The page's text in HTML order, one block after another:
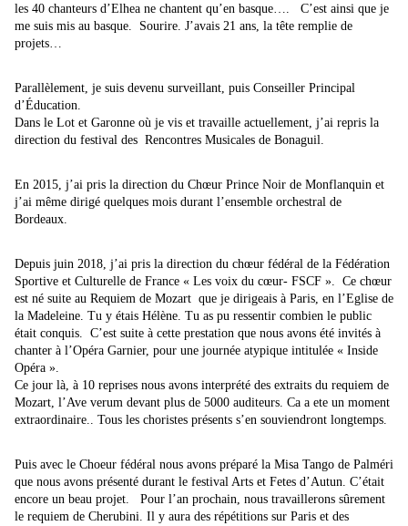
les 40 chanteurs d’Elhea ne chantent qu’en basque…. C’est ainsi que je
me suis mis au basque. Sourire. J’avais 21 ans, la tête remplie de
projets…
Parallèlement, je suis devenu surveillant, puis Conseiller Principal
d’Éducation.
Dans le Lot et Garonne où je vis et travaille actuellement, j’ai repris la
direction du festival des Rencontres Musicales de Bonaguil.
En 2015, j’ai pris la direction du Chœur Prince Noir de Monflanquin et
j’ai même dirigé quelques mois durant l’ensemble orchestral de
Bordeaux.
Depuis juin 2018, j’ai pris la direction du chœur fédéral de la Fédération
Sportive et Culturelle de France « Les voix du cœur- FSCF ». Ce chœur
est né suite au Requiem de Mozart que je dirigeais à Paris, en l’Eglise de
la Madeleine. Tu y étais Hélène. Tu as pu ressentir combien le public
était conquis. C’est suite à cette prestation que nous avons été invités à
chanter à l’Opéra Garnier, pour une journée atypique intitulée « Inside
Opéra ».
Ce jour là, à 10 reprises nous avons interprété des extraits du requiem de
Mozart, l’Ave verum devant plus de 5000 auditeurs. Ca a ete un moment
extraordinaire.. Tous les choristes présents s’en souviendront longtemps.
Puis avec le Choeur fédéral nous avons préparé la Misa Tango de Palméri
que nous avons présenté durant le festival Arts et Fetes d’Autun. C’était
encore un beau projet. Pour l’an prochain, nous travaillerons sûrement
le requiem de Cherubini. Il y aura des répétitions sur Paris et des